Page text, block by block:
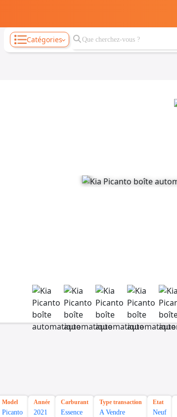
Catégories
Model
Picanto
Année
2021
Carburant
Essence
Type transaction
A Vendre
Etat
Neuf